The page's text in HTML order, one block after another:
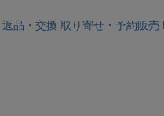
返品・交換 取り寄せ・予約販売